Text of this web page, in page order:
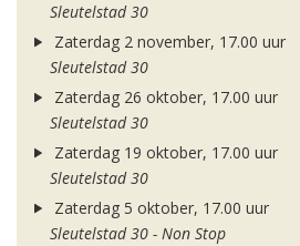
Sleutelstad 30
Zaterdag 2 november, 17.00 uur
Sleutelstad 30
Zaterdag 26 oktober, 17.00 uur
Sleutelstad 30
Zaterdag 19 oktober, 17.00 uur
Sleutelstad 30
Zaterdag 5 oktober, 17.00 uur
Sleutelstad 30 - Non Stop